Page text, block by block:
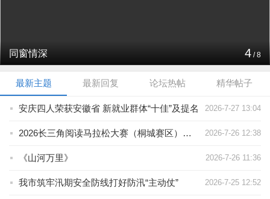
同窗情深 4 /8
最新主题 最新回复 论坛热帖 精华帖子
2026-7-27 13:04
安庆四人荣获安徽省 新就业群体“十佳”及提名
2026-7-26 12:38
2026长三角阅读马拉松大赛（桐城赛区）举办
2026-7-26 11:36
《山河万里》
2026-7-25 12:52
我市筑牢汛期安全防线打好防汛“主动仗”